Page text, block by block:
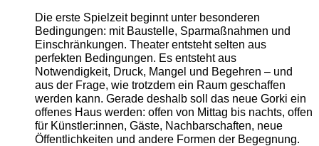
Die erste Spielzeit beginnt unter besonderen
Bedingungen: mit Baustelle, Sparmaßnahmen und
Einschränkungen. Theater entsteht selten aus
perfekten Bedingungen. Es entsteht aus
Notwendigkeit, Druck, Mangel und Begehren – und
aus der Frage, wie trotzdem ein Raum geschaffen
werden kann. Gerade deshalb soll das neue Gorki ein
offenes Haus werden: offen von Mittag bis nachts, offen
für Künstler:innen, Gäste, Nachbarschaften, neue
Öffentlichkeiten und andere Formen der Begegnung.